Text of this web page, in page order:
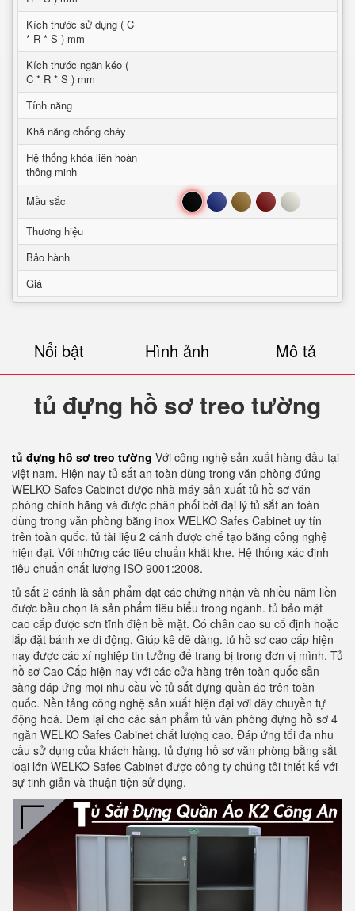
Kích thước sử dụng ( C
* R * S ) mm
Kích thước ngăn kéo (
C * R * S ) mm
Tính năng
Khả năng chống cháy
Hệ thống khóa liên hoàn
thông minh
Mầu sắc
Đen Xanh Nâu Đỏ Trắng
Thương hiệu
Bảo hành
Giá
Nổi bật Hình ảnh Mô tả
tủ đựng hồ sơ treo tường
tủ đựng hồ sơ treo tường Với công nghệ sản xuất hàng đầu tại
việt nam. Hiện nay tủ sắt an toàn dùng trong văn phòng đứng
WELKO Safes Cabinet được nhà máy sản xuất tủ hồ sơ văn
phòng chính hãng và được phân phối bởi đại lý tủ sắt an toàn
dùng trong văn phòng bằng inox WELKO Safes Cabinet uy tín
trên toàn quốc. tủ tài liệu 2 cánh được chế tạo bằng công nghệ
hiện đại. Với những các tiêu chuẩn khắt khe. Hệ thống xác định
tiêu chuẩn chất lượng ISO 9001:2008.
tủ sắt 2 cánh là sản phẩm đạt các chứng nhận và nhiều năm liền
được bầu chọn là sản phẩm tiêu biểu trong ngành. tủ bảo mật
cao cấp được sơn tĩnh điện bề mặt. Có chân cao su cố định hoặc
lắp đặt bánh xe di động. Giúp kê dễ dàng. tủ hồ sơ cao cấp hiện
nay được các xí nghiệp tin tưởng để trang bị trong đơn vị mình. Tủ
hồ sơ Cao Cấp hiện nay với các cửa hàng trên toàn quốc sẵn
sàng đáp ứng mọi nhu cầu về tủ sắt đựng quần áo trên toàn
quốc. Nền tảng công nghệ sản xuất hiện đại với dây chuyền tự
động hoá. Đem lại cho các sản phẩm tủ văn phòng đựng hồ sơ 4
ngăn WELKO Safes Cabinet chất lượng cao. Đáp ứng tối đa nhu
cầu sử dụng của khách hàng. tủ đựng hồ sơ văn phòng bằng sắt
loại lớn WELKO Safes Cabinet được công ty chúng tôi thiết kế với
sự tinh giản và thuận tiện sử dụng.